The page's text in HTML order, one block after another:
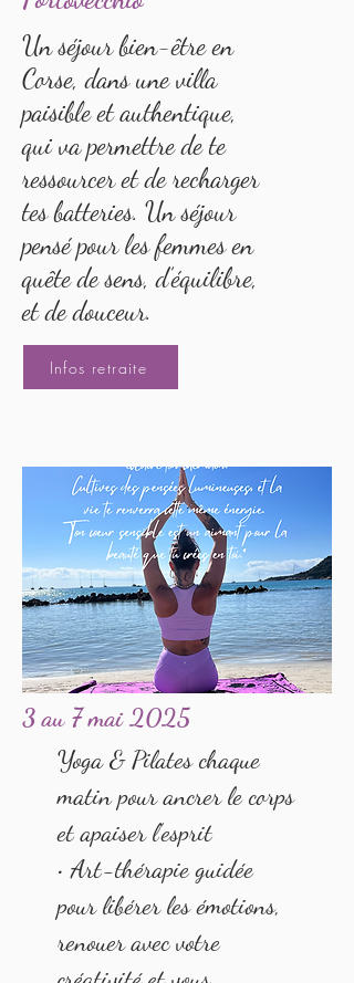
Un séjour bien-être en
Corse, dans une villa
paisible et authentique,
qui va permettre de te
ressourcer et de recharger
tes batteries. Un séjour
pensé pour les femmes en
quête de sens, d’équilibre,
et de douceur.
Infos retraite
3 au 7 mai 2025
Yoga & Pilates chaque
matin pour ancrer le corps
et apaiser l’esprit
• Art-thérapie guidée
pour libérer les émotions,
renouer avec votre